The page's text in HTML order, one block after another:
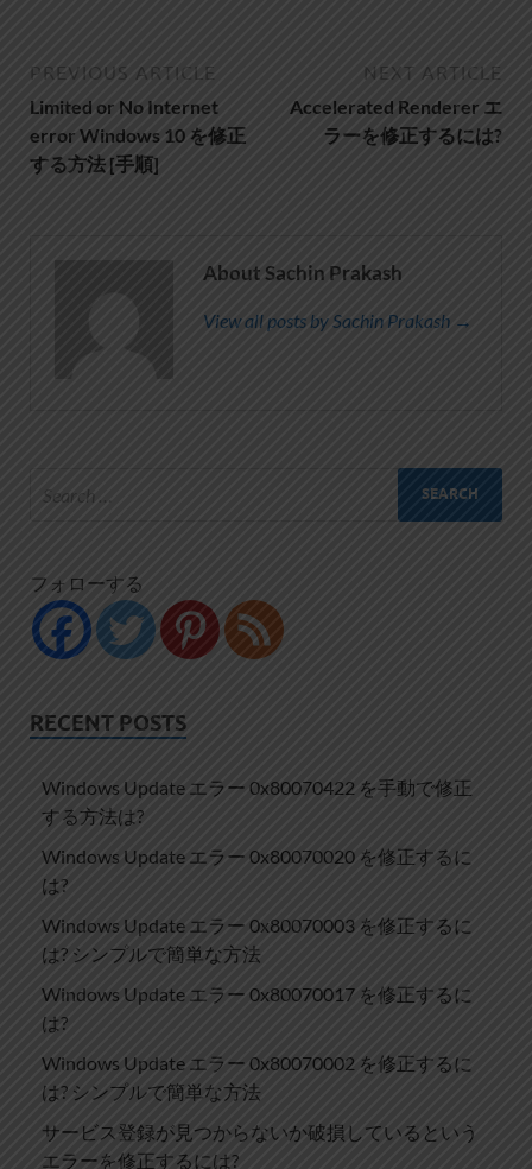
PREVIOUS ARTICLE
Limited or No Internet
error Windows 10 を修正
する方法 [手順]
NEXT ARTICLE
Accelerated Renderer エ
ラーを修正するには?
About Sachin Prakash
View all posts by Sachin Prakash →
フォローする
RECENT POSTS
Windows Update エラー 0x80070422 を手動で修正
する方法は?
Windows Update エラー 0x80070020 を修正するに
は?
Windows Update エラー 0x80070003 を修正するに
は? シンプルで簡単な方法
Windows Update エラー 0x80070017 を修正するに
は?
Windows Update エラー 0x80070002 を修正するに
は? シンプルで簡単な方法
サービス登録が見つからないか破損しているという
エラーを修正するには?